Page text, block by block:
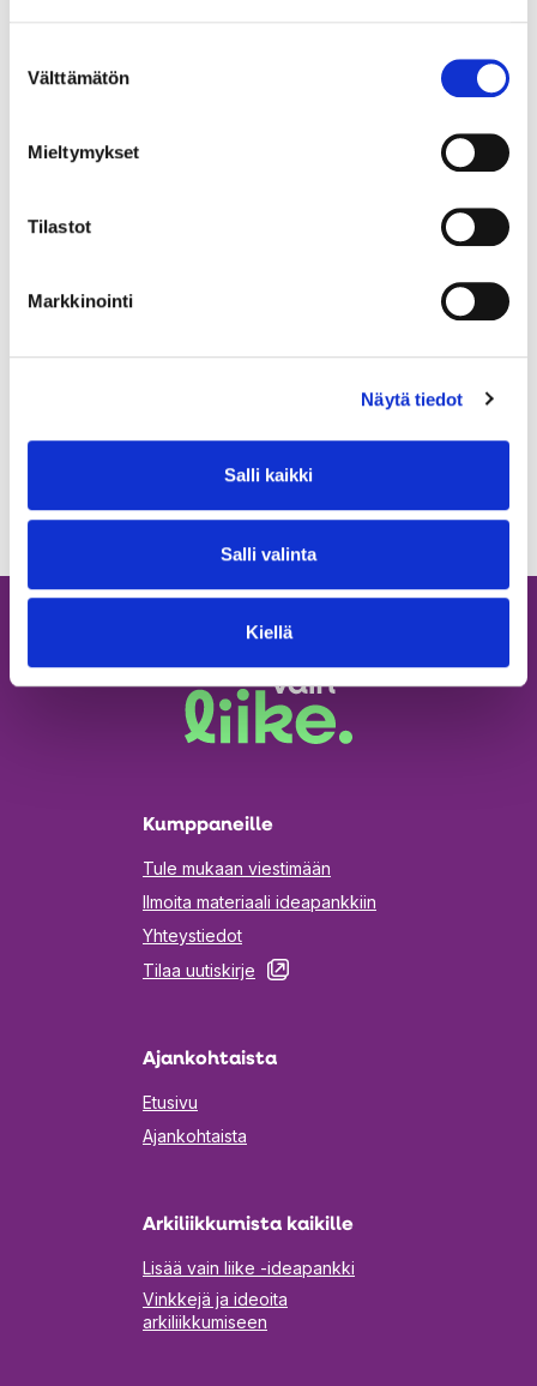
valinta
Välttämätön
Mieltymykset
Tilastot
Markkinointi
Näytä tiedot
Salli kaikki
Salli valinta
Kiellä
uuteen
tuolilla istuen musiikin voimaa hyödyntäen. Taustalla
Kumppaneille
Tule mukaan viestimään
Ilmoita materiaali ideapankkiin
Yhteystiedot
Tilaa uutiskirje
Aukeaa
Ajankohtaista
Etusivu
Ajankohtaista
Arkiliikkumista kaikille
Lisää vain liike -ideapankki
Vinkkejä ja ideoita
arkiliikkumiseen